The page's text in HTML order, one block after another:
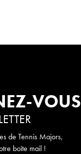
VOUS
de Tennis Majors,
boîte mail !